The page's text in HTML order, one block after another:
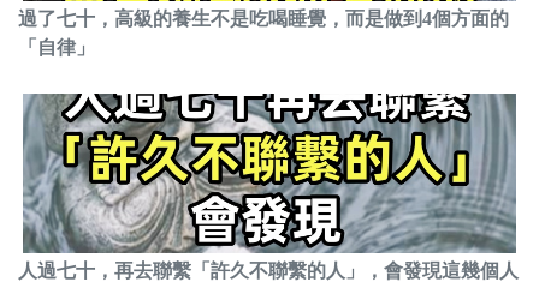
過了七十，高級的養生不是吃喝睡覺，而是做到4個方面的
「自律」
人過七十，再去聯繫「許久不聯繫的人」，會發現這幾個人